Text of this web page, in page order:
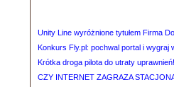
Unity Line wyróżnione tytułem Firma
Konkurs Fly.pl: pochwal portal i wygraj
Krótka droga pilota do utraty uprawnień!
CZY INTERNET ZAGRAZA